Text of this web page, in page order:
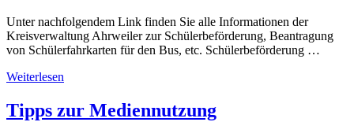
Unter nachfolgendem Link finden Sie alle Informationen der
Kreisverwaltung Ahrweiler zur Schülerbeförderung, Beantragung
von Schülerfahrkarten für den Bus, etc. Schülerbeförderung …
Weiterlesen
Tipps zur Mediennutzung